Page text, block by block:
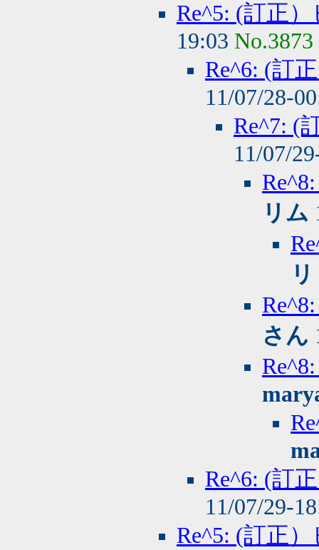
Re^5: (訂正
19:03 No.3873
Re^6: (訂
11/07/28-
Re^7: (
11/07/
リム
リ
さん
Re^6: (訂
11/07/29-
Re^5: (訂正